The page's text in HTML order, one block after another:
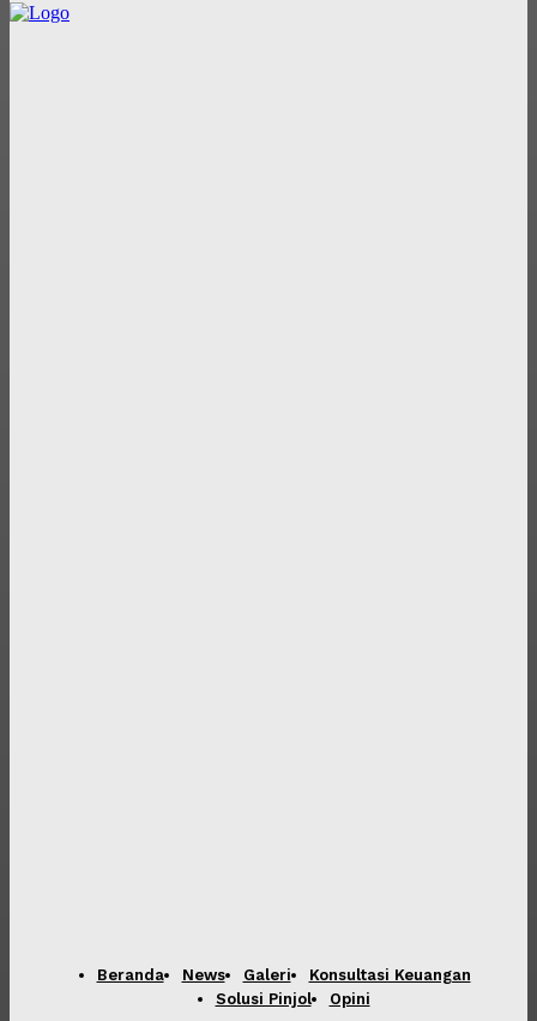
Beranda News Galeri
Konsultasi Keuangan
Solusi Pinjol
Opini